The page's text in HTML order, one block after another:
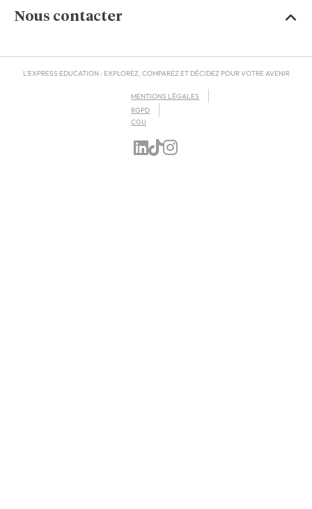
Nous contacter
L'EXPRESS EDUCATION : EXPLOREZ, COMPAREZ ET DÉCIDEZ POUR VOTRE AVENIR
MENTIONS LÉGALES
RGPD
CGU